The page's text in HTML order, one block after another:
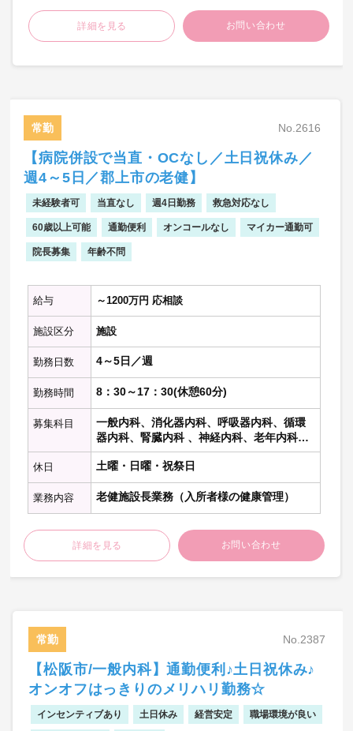
科、大腸肛門科、緩和ケア、リハビリテー
ション科、人工透析
※主に内科疾患の診療・全身管理をお願い
いたします。
※当院では常勤医師が主治医となりますの
※総合内科、老年内科、外科系専門医、内
※ママさんドクター歓迎
◇勤務日数：月、火、木、金 （週2日）
※月・木曜日または火・金曜日のご勤務
◇勤務時間：9：00～15：00（休憩60分）
※休憩なしの9：00～14：00でも可
◇勤務手当：時給 10,000円
◇通勤手当：給与に込み
◇駐車場：有 （駐車場代無料）
◇カルテ：電子カルテ
詳細を見る お問い合わせ
常勤 No.2616
【病院併設で当直・OCなし／土日祝休み／
週4～5日／郡上市の老健】
未経験者可 当直なし 週4日勤務 救急対応なし
60歳以上可能 通勤便利 オンコールなし マイカー通勤可
院長募集 年齢不問
給与 ～1200万円 応相談
施設区分 施設
勤務日数 4～5日／週
勤務時間 8：30～17：30(休憩60分)
募集科目
一般内科、消化器内科、呼吸器内科、循環
器内科、腎臓内科 、神経内科、老年内科、
内分泌代謝科、糖尿病科 、血液内科 、リウ
マチ膠原病内科、総合内科
休日 土曜・日曜・祝祭日
業務内容 老健施設長業務（入所者様の健康管理）
詳細を見る お問い合わせ
常勤 No.2387
【松阪市/一般内科】通勤便利♪土日祝休み♪
オンオフはっきりのメリハリ勤務☆
インセンティブあり 土日休み 経営安定 職場環境が良い